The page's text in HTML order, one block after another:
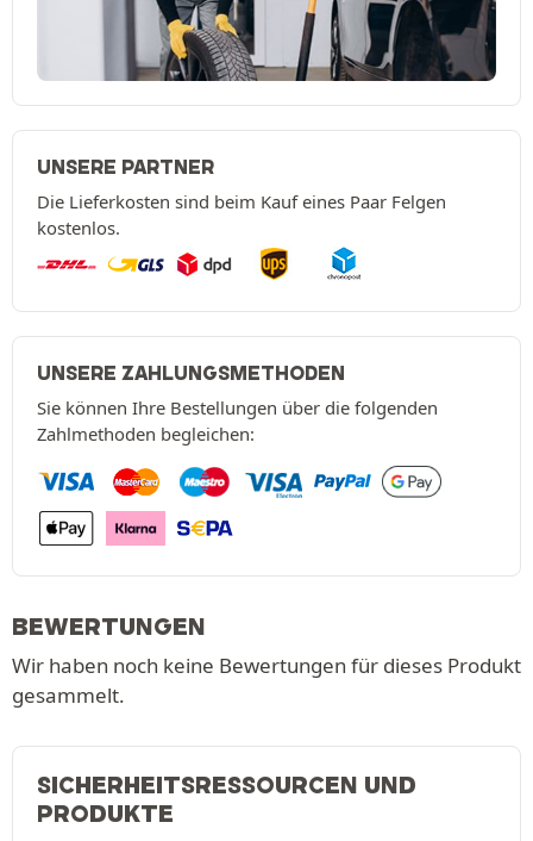
UNSERE PARTNER
Die Lieferkosten sind beim Kauf eines Paar Felgen
kostenlos.
UNSERE ZAHLUNGSMETHODEN
Sie können Ihre Bestellungen über die folgenden
Zahlmethoden begleichen:
BEWERTUNGEN
Wir haben noch keine Bewertungen für dieses Produkt
gesammelt.
SICHERHEITSRESSOURCEN UND
PRODUKTE